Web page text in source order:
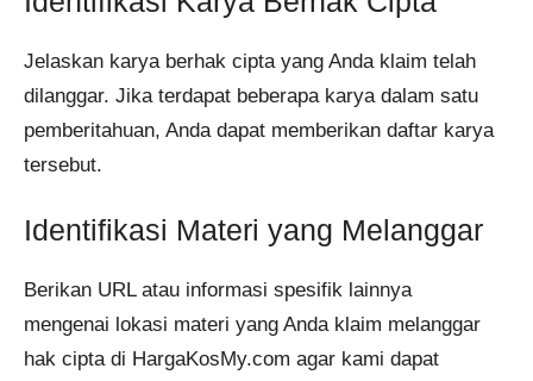
Jelaskan karya berhak cipta yang Anda klaim telah
dilanggar. Jika terdapat beberapa karya dalam satu
pemberitahuan, Anda dapat memberikan daftar karya
tersebut.
Identifikasi Materi yang Melanggar
Berikan URL atau informasi spesifik lainnya
mengenai lokasi materi yang Anda klaim melanggar
hak cipta di HargaKosMy.com agar kami dapat